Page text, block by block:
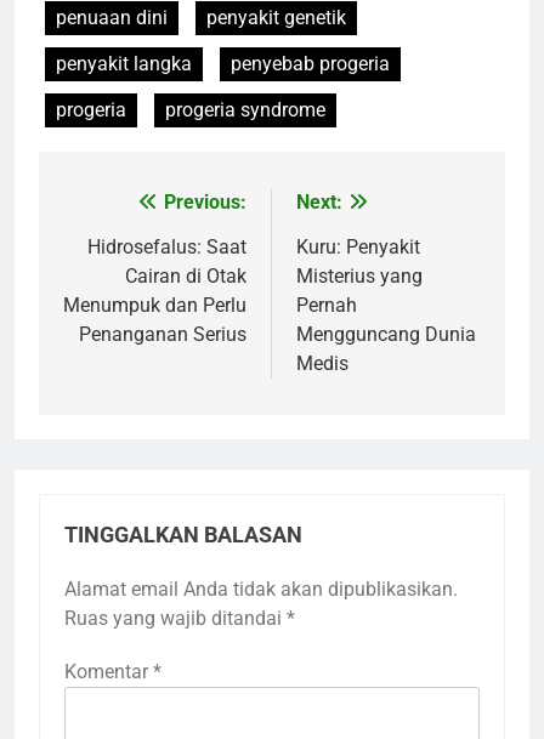
penuaan dini
penyakit genetik
penyakit langka
penyebab progeria
progeria
progeria syndrome
Navigasi
pos
Previous:
Hidrosefalus: Saat
Cairan di Otak
Menumpuk dan Perlu
Penanganan Serius
Next:
Kuru: Penyakit
Misterius yang
Pernah
Mengguncang Dunia
Medis
TINGGALKAN BALASAN
Alamat email Anda tidak akan dipublikasikan.
Ruas yang wajib ditandai *
Komentar *